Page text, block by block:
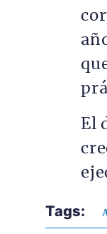
El
Tags: